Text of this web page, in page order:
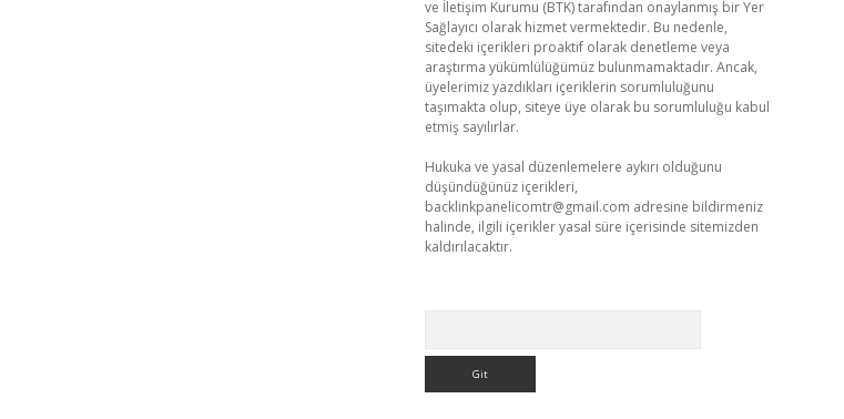
ve İletişim Kurumu (BTK) tarafından onaylanmış bir Yer
Sağlayıcı olarak hizmet vermektedir. Bu nedenle,
sitedeki içerikleri proaktif olarak denetleme veya
araştırma yükümlülüğümüz bulunmamaktadır. Ancak,
üyelerimiz yazdıkları içeriklerin sorumluluğunu
taşımakta olup, siteye üye olarak bu sorumluluğu kabul
etmiş sayılırlar.
Hukuka ve yasal düzenlemelere aykırı olduğunu
düşündüğünüz içerikleri,
backlinkpanelicomtr@gmail.com adresine bildirmeniz
halinde, ilgili içerikler yasal süre içerisinde sitemizden
kaldırılacaktır.